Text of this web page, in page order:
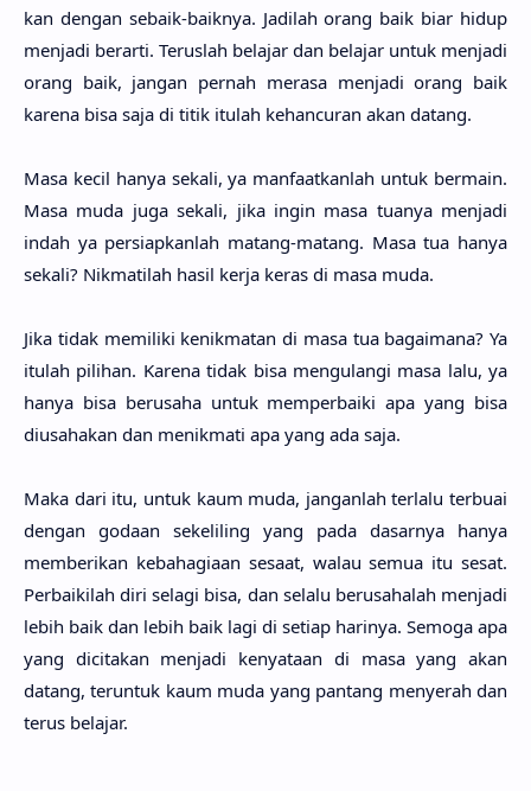
kan dengan sebaik-baik­nya. Jadi­lah orang baik biar hidup
menja­di berar­ti. Terus­lah bela­jar dan bela­jar untuk menja­di
orang baik, jangan per­nah mera­sa menja­di orang baik
kare­na bisa saja di titik itu­lah kehancu­ran akan datang.
Masa kecil hanya seka­li, ya manfaatkan­lah untuk ber­main.
Masa muda juga seka­li, jika ingin masa tua­nya menja­di
indah ya persiapkan­lah matang-matang. Masa tua hanya
seka­li? Nikmati­lah hasil kerja keras di masa muda.
Jika tidak memili­ki kenikma­tan di masa tua bagaima­na? Ya
itu­lah pili­han. Kare­na tidak bisa mengula­ngi masa lalu, ya
hanya bisa berusa­ha untuk memperbai­ki apa yang bisa
diusaha­kan dan menikma­ti apa yang ada saja.
Maka dari itu, untuk kaum muda, jangan­lah terla­lu terbu­ai
dengan goda­an sekeli­ling yang pada dasar­nya hanya
memberi­kan kebahagia­an sesa­at, walau semua itu sesat.
Perbaiki­lah diri sela­gi bisa, dan sela­lu berusaha­lah menja­di
lebih baik dan lebih baik lagi di seti­ap hari­nya. Semo­ga apa
yang dicita­kan menja­di kenyata­an di masa yang akan
datang, terun­tuk kaum muda yang pan­tang menye­rah dan
terus bela­jar.